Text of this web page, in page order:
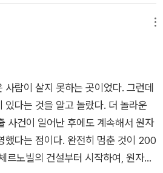
할 필요성을 시사한다. 일례로 2021
사는 좀 더 경제적이고 안전하고 환
발했다고 발표했다. 플로히는 체르
지 않기 위해서는 핵민족주의와 고
맞서고 원자력 프로젝트를 개발하는
보해야 한다고 말한다. 앞으로도
같은 국가적, 환경적 재난이 일어나는
지만, 인간의 오만과 책임 회피가 재
도록 인류는 체르노빌에서 미래의 교
실이다. 재앙을 뒷처리하기 위해서
대를 동원했다. 그리고 예비군을 동원
커다란 석관을 원전 4호기에 뒤집어
피폭되며 원전을 잠재웠지만, 핵발
위, 원인 분석, 영향, 원자력 사고 예측
련 정부에 대한 부정적 이미지가 유
의 경험을 세계와 공유하는 긍정적 이
기까지였다. 소련 지도부는 레가소프
겼다. 그리고 체르노빌과 관련된 많은
동했던 소방대원들은 단시간에 피폭
역주민들은 거리낌없이 야외에서 일
는 선탠이 잘된다며 햇빛을 쬐였다 또
다. 원자력 발전소 직원들조차 발전
를 하며 생활했다고 하니 오히려 그런
라는 느낌을 갖게 한다.체르노빌 원
지만 지금도 핵분열반응이 일어나고
이나로 가게 되었을때도 현지의 딸기,
하지 말라는 이야기를 들었다는 것을
르던 원전만큼이나 뜨겁기도 한 소설
:재난에 대처하는 국가의 대응 방식]
두께가 만만치 않다. 학자이자 체르
세르히 플로히가 최근(21세기?)에 공
]는 원자로가 폭발한 1986년부터 200
새로운 보호막을 설치한 마지막 단
역사서'(17)라 한다. 하지만 옮긴이
문과) 평했듯, 이 책에는 '한 편의 대하
을 덮지 못하게 흡인하는 힘이 있다.
사람이 살지 못하는 곳이었다. 그런데
있다는 것을 알고 놀랐다. 더 놀라운
사건이 일어난 후에도 계속해서 원자
했다는 점이다. 완전히 멈춘 것이 200
르노빌의 건설부터 시작하여, 원자력